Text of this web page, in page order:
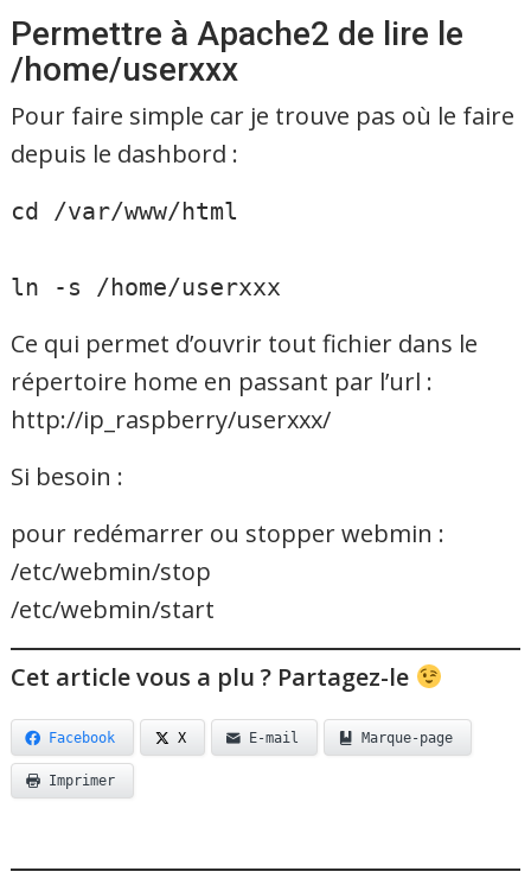
Permettre à Apache2 de lire le
/home/userxxx
Pour faire simple car je trouve pas où le faire
depuis le dashbord :
cd /var/www/html
ln -s /home/userxxx
Ce qui permet d’ouvrir tout fichier dans le
répertoire home en passant par l’url :
http://ip_raspberry/userxxx/
Si besoin :
pour redémarrer ou stopper webmin :
/etc/webmin/stop
/etc/webmin/start
Cet article vous a plu ? Partagez-le
Facebook X E-mail Marque-page
Imprimer